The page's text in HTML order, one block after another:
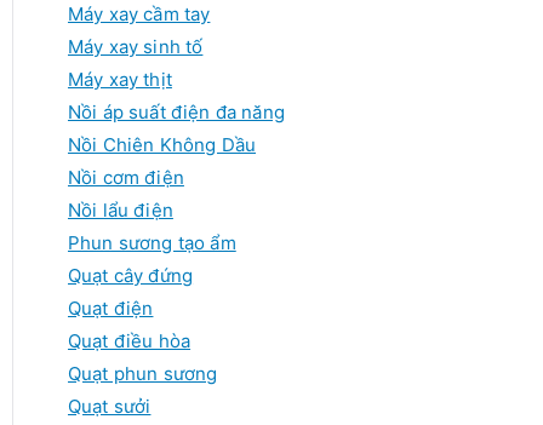
Máy xay cầm tay
Máy xay sinh tố
Máy xay thịt
Nồi áp suất điện đa năng
Nồi Chiên Không Dầu
Nồi cơm điện
Nồi lẩu điện
Phun sương tạo ẩm
Quạt cây đứng
Quạt điện
Quạt điều hòa
Quạt phun sương
Quạt sưởi